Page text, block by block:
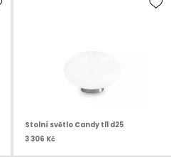
Stolní světlo Candy tl1 d25
3 306 Kč